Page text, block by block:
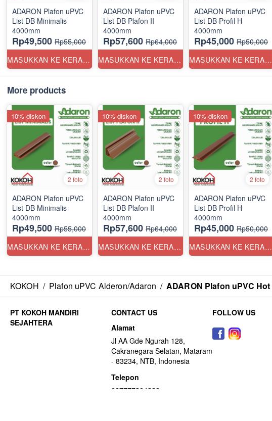
ADARON Plafon uPVC
List DB Minimalis
4000mm
Rp49,500 Rp55,000
MASUKKAN KE KERANJANG
ADARON Plafon uPVC
List DB Plafon II
4000mm
Rp57,600 Rp64,000
MASUKKAN KE KERANJANG
ADARON Plafon uPVC
List DB Profil H
4000mm
Rp45,000 Rp50,000
MASUKKAN KE KERANJANG
More products
2 foto
ADARON Plafon uPVC
List DB Minimalis
4000mm
Rp49,500 Rp55,000
MASUKKAN KE KERANJANG
10% diskon
2 foto
ADARON Plafon uPVC
List DB Plafon II
4000mm
Rp57,600 Rp64,000
MASUKKAN KE KERANJANG
10% diskon
2 foto
ADARON Plafon uPVC
List DB Profil H
4000mm
Rp45,000 Rp50,000
MASUKKAN KE KERANJANG
10% diskon
KOKOH / Plafon uPVC Alderon/Adaron / ADARON Plafon uPVC
CONTACT US
Alamat
Jl AA Gde Ngurah 128,
Cakranegara Selatan, Mataram
- 83234, NTB, Indonesia
Telepon
087777304222
FOLLOW US